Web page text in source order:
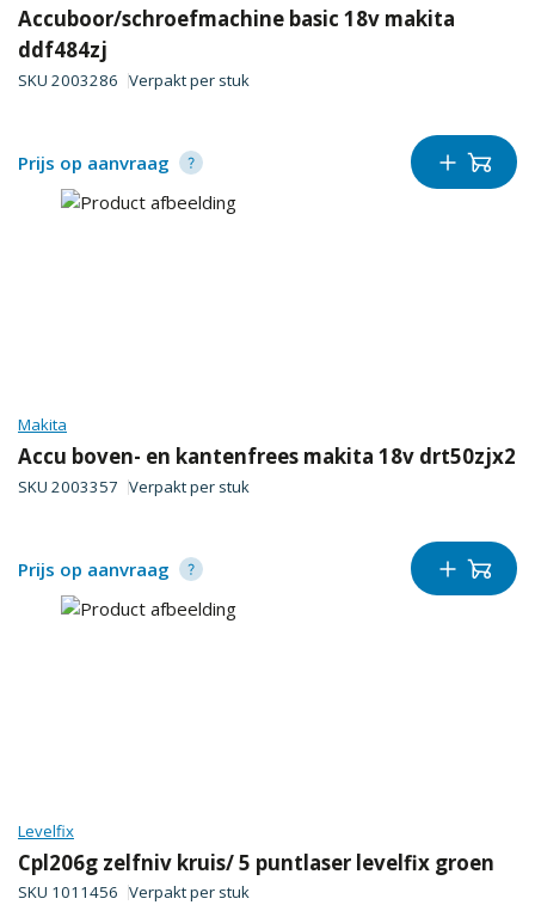
Accuboor/schroefmachine basic 18v makita
ddf484zj
SKU 2003286 Verpakt per stuk
Prijs op aanvraag
Makita
Accu boven- en kantenfrees makita 18v drt50zjx2
SKU 2003357 Verpakt per stuk
Prijs op aanvraag
Levelfix
Cpl206g zelfniv kruis/ 5 puntlaser levelfix groen
SKU 1011456 Verpakt per stuk